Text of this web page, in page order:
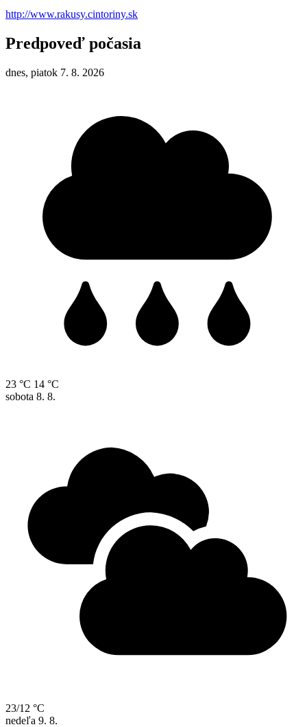
http://www.rakusy.cintoriny.sk
Predpoveď počasia
dnes, piatok 7. 8. 2026
23 °C 14 °C
sobota 8. 8.
23/12 °C
nedeľa 9. 8.